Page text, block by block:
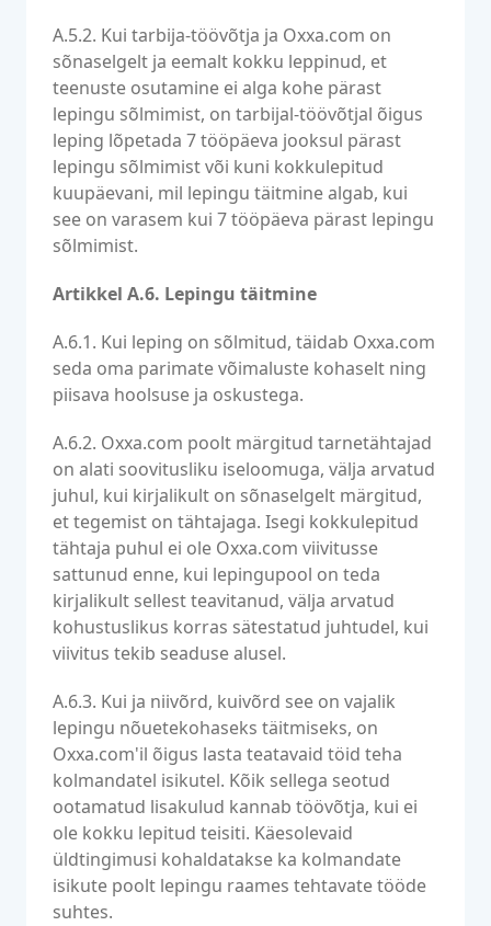
A.5.2. Kui tarbija-töövõtja ja Oxxa.com on
sõnaselgelt ja eemalt kokku leppinud, et
teenuste osutamine ei alga kohe pärast
lepingu sõlmimist, on tarbijal-töövõtjal õigus
leping lõpetada 7 tööpäeva jooksul pärast
lepingu sõlmimist või kuni kokkulepitud
kuupäevani, mil lepingu täitmine algab, kui
see on varasem kui 7 tööpäeva pärast lepingu
sõlmimist.
Artikkel A.6. Lepingu täitmine
A.6.1. Kui leping on sõlmitud, täidab Oxxa.com
seda oma parimate võimaluste kohaselt ning
piisava hoolsuse ja oskustega.
A.6.2. Oxxa.com poolt märgitud tarnetähtajad
on alati soovitusliku iseloomuga, välja arvatud
juhul, kui kirjalikult on sõnaselgelt märgitud,
et tegemist on tähtajaga. Isegi kokkulepitud
tähtaja puhul ei ole Oxxa.com viivitusse
sattunud enne, kui lepingupool on teda
kirjalikult sellest teavitanud, välja arvatud
kohustuslikus korras sätestatud juhtudel, kui
viivitus tekib seaduse alusel.
A.6.3. Kui ja niivõrd, kuivõrd see on vajalik
lepingu nõuetekohaseks täitmiseks, on
Oxxa.com'il õigus lasta teatavaid töid teha
kolmandatel isikutel. Kõik sellega seotud
ootamatud lisakulud kannab töövõtja, kui ei
ole kokku lepitud teisiti. Käesolevaid
üldtingimusi kohaldatakse ka kolmandate
isikute poolt lepingu raames tehtavate tööde
suhtes.